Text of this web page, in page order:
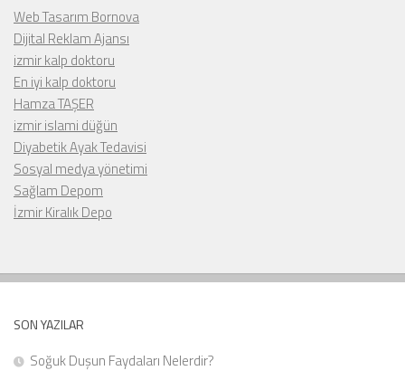
Web Tasarım Bornova
Dijital Reklam Ajansı
izmir kalp doktoru
En iyi kalp doktoru
Hamza TAŞER
izmir islami düğün
Diyabetik Ayak Tedavisi
Sosyal medya yönetimi
Sağlam Depom
İzmir Kiralık Depo
SON YAZILAR
Soğuk Duşun Faydaları Nelerdir?